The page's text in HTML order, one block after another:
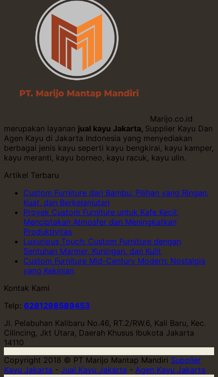
Marijo.co.id
merupakan layanan jual kayu Jakarta, Supplier Kayu Dan
Agen Kayu di Jakarta Indonesia yang menyediakan
berbagai jenis kayu seperti kayu bengkirai, kayu kamper,
kayu meranti, kayu borneo, kayu racuk, kayu ulin.
Artikel Terbaru
Custom Furniture dari Bambu: Pilihan yang Ringan,
Kuat, dan Berkelanjutan
Proyek Custom Furniture untuk Kafe Kecil:
Menciptakan Atmosfer dan Meningkatkan
Produktivitas
Luxurious Touch: Custom Furniture dengan
Sentuhan Marmer, Kuningan, dan Kulit
Custom Furniture Mid-Century Modern: Nostalgia
yang Kekinian
Kontak Kami
Telp: 6281298589453
Jl. Pelabuhan Kalibaru No.46, RT.2/RW.6, Kali Baru, Kec.
Cilincing, Jkt Utara, Daerah Khusus Ibukota Jakarta
14110
Copyright 2018 © PT Marijo Mantap Mandiri Supplier
Kayu Jakarta - Jual Kayu Jakarta - Agen Kayu Jakarta